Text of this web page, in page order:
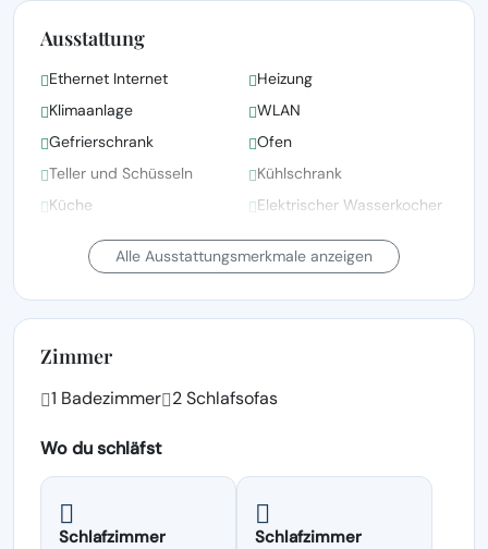
Ausstattung
Ethernet Internet
Heizung
Klimaanlage
WLAN
Gefrierschrank
Ofen
Teller und Schüsseln
Kühlschrank
Küche
Elektrischer Wasserkocher
Mikrowellenherd
Haartrockner
Alle Ausstattungsmerkmale anzeigen
Zimmer
1 Badezimmer 2 Schlafsofas
Wo du schläfst
Schlafzimmer Schlafzimmer